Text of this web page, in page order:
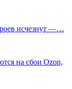
исчезнут —…
на сбои Ozon,